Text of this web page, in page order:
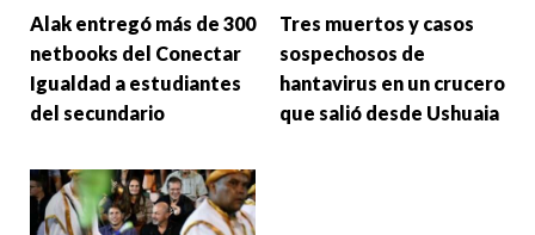
Alak entregó más de 300
netbooks del Conectar
Igualdad a estudiantes
del secundario
Tres muertos y casos
sospechosos de
hantavirus en un crucero
que salió desde Ushuaia